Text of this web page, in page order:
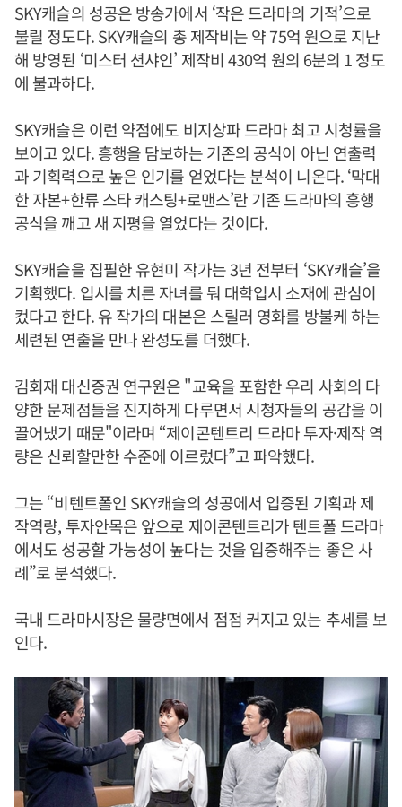
SKY캐슬의 성공은 방송가에서 ‘작은 드라마의 기적’으로
불릴 정도다. SKY캐슬의 총 제작비는 약 75억 원으로 지난
해 방영된 ‘미스터 션샤인’ 제작비 430억 원의 6분의 1 정도
에 불과하다.
SKY캐슬은 이런 약점에도 비지상파 드라마 최고 시청률을
보이고 있다. 흥행을 담보하는 기존의 공식이 아닌 연출력
과 기획력으로 높은 인기를 얻었다는 분석이 니온다. ‘막대
한 자본+한류 스타 캐스팅+로맨스’란 기존 드라마의 흥행
공식을 깨고 새 지평을 열었다는 것이다.
SKY캐슬을 집필한 유현미 작가는 3년 전부터 ‘SKY캐슬’을
기획했다. 입시를 치른 자녀를 둬 대학입시 소재에 관심이
컸다고 한다. 유 작가의 대본은 스릴러 영화를 방불케 하는
세련된 연출을 만나 완성도를 더했다.
김회재 대신증권 연구원은 "교육을 포함한 우리 사회의 다
양한 문제점들을 진지하게 다루면서 시청자들의 공감을 이
끌어냈기 때문"이라며 “제이콘텐트리 드라마 투자·제작 역
량은 신뢰할만한 수준에 이르렀다”고 파악했다.
그는 “비텐트폴인 SKY캐슬의 성공에서 입증된 기획과 제
작역량, 투자안목은 앞으로 제이콘텐트리가 텐트폴 드라마
에서도 성공할 가능성이 높다는 것을 입증해주는 좋은 사
례”로 분석했다.
국내 드라마시장은 물량면에서 점점 커지고 있는 추세를 보
인다.